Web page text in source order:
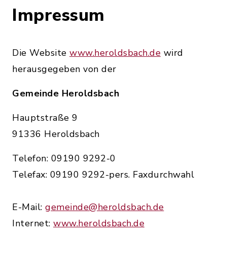
Impressum
Die Website www.heroldsbach.de wird
herausgegeben von der
Gemeinde Heroldsbach
Hauptstraße 9
91336 Heroldsbach
Telefon: 09190 9292-0
Telefax: 09190 9292-pers. Faxdurchwahl
E-Mail: gemeinde@heroldsbach.de
Internet: www.heroldsbach.de